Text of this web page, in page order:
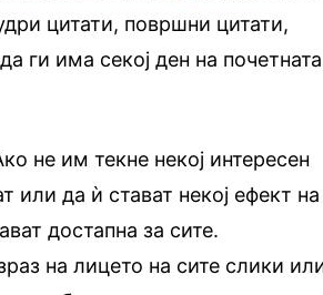
цитати, површни цитати,
ги има секој ден на почетната
не им текне некој интересен
или да ѝ стават некој ефект на
достапна за сите.
на лицето на сите слики